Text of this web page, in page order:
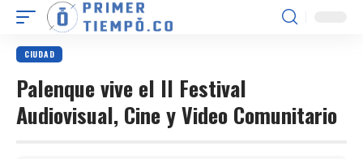
CIUDAD
Palenque vive el II Festival
Audiovisual, Cine y Video Comunitario